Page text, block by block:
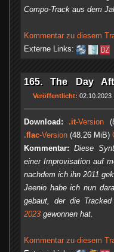
Compo-Track aus dem
Kommentar zu diesem
Externe Links:
165. The Day
Veröffentlicht: 02.10.2023
Download: .it-Version
.flac-Version (48.26 MiB)
Kommentar:
Diese
einer Improvisation auf
nachdem ich ihn 2011
Jeenio habe ich nun
gebaut, der die
2023 gewonnen hat.
Kommentar zu diesem